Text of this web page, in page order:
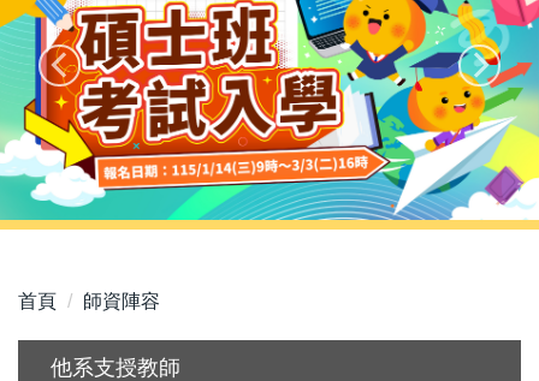
區
首頁 師資陣容
他系支授教師